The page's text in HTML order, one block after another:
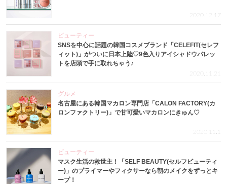
2020.12.17
ビューティー
SNSを中心に話題の韓国コスメブランド「CELEFIT(セレフ
ィット)」がついに日本上陸♡9色入りアイシャドウパレッ
トを店頭で手に取れちゃう♪
2020.11.21
グルメ
名古屋にある韓国マカロン専門店「CALON FACTORY(カ
ロンファクトリー)」で甘可愛いマカロンにきゅん♡
2020.11.1
ビューティー
マスク生活の救世主！「SELF BEAUTY(セルフビューティ
ー)」のプライマーやフィクサーなら朝のメイクをずっとキ
ープ！